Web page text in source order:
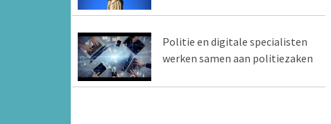
Politie en digitale specialisten
werken samen aan politiezaken